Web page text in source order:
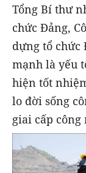
Tổng Bí thư
chức Đảng,
dựng tổ chức
mạnh là yếu
hiện tốt
lo đời sống
giai cấp công